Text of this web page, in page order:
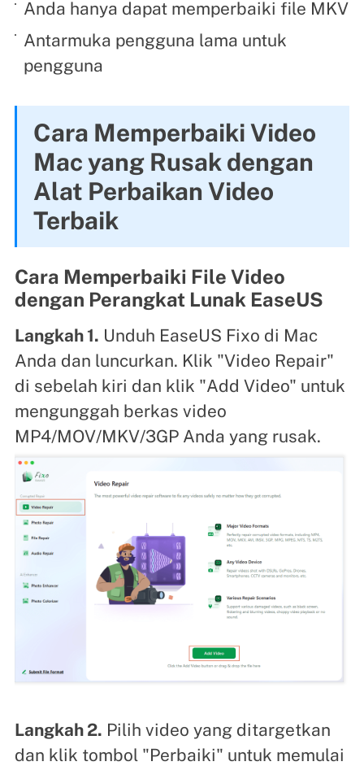
Anda hanya dapat memperbaiki file MKV
Antarmuka pengguna lama untuk
pengguna
Cara Memperbaiki Video
Mac yang Rusak dengan
Alat Perbaikan Video
Terbaik
Cara Memperbaiki File Video
dengan Perangkat Lunak EaseUS
Langkah 1. Unduh EaseUS Fixo di Mac
Anda dan luncurkan. Klik "Video Repair"
di sebelah kiri dan klik "Add Video" untuk
mengunggah berkas video
MP4/MOV/MKV/3GP Anda yang rusak.
Langkah 2. Pilih video yang ditargetkan
dan klik tombol "Perbaiki" untuk memulai